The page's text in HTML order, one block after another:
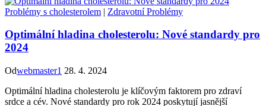
Problémy s cholesterolem | Zdravotní Problémy
Optimální hladina cholesterolu: Nové standardy pro
2024
Odwebmaster1 28. 4. 2024
Optimální hladina cholesterolu je klíčovým faktorem pro zdraví
srdce a cév. Nové standardy pro rok 2024 poskytují jasnější